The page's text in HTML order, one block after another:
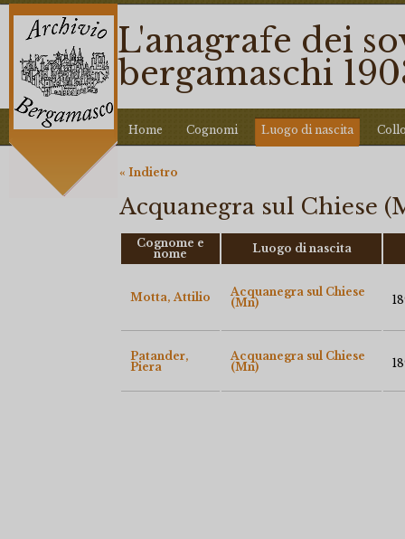
L'anagrafe dei
bergamaschi
Home Cognomi Luogo di nascita
« Indietro
Acquanegra sul Chiese
Cognome e
nome
Luogo di nascita
Motta, Attilio
Acquanegra sul Chiese
(Mn)
Patander,
Piera
Acquanegra sul Chiese
(Mn)